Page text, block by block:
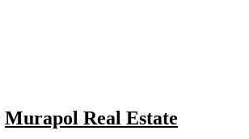
Murapol Real Estate